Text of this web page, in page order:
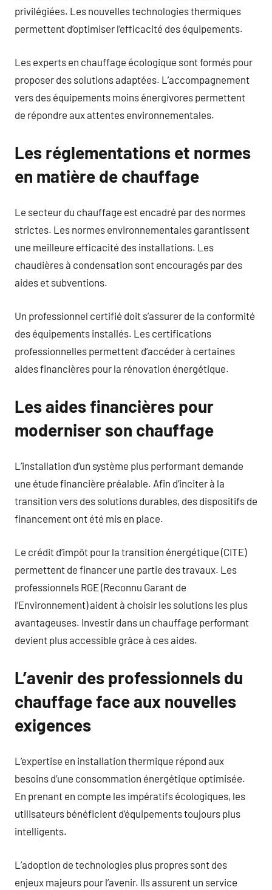
privilégiées. Les nouvelles technologies thermiques
permettent d’optimiser l’efficacité des équipements.
Les experts en chauffage écologique sont formés pour
proposer des solutions adaptées. L’accompagnement
vers des équipements moins énergivores permettent
de répondre aux attentes environnementales.
Les réglementations et normes
en matière de chauffage
Le secteur du chauffage est encadré par des normes
strictes. Les normes environnementales garantissent
une meilleure efficacité des installations. Les
chaudières à condensation sont encouragés par des
aides et subventions.
Un professionnel certifié doit s’assurer de la conformité
des équipements installés. Les certifications
professionnelles permettent d’accéder à certaines
aides financières pour la rénovation énergétique.
Les aides financières pour
moderniser son chauffage
L’installation d’un système plus performant demande
une étude financière préalable. Afin d’inciter à la
transition vers des solutions durables, des dispositifs de
financement ont été mis en place.
Le crédit d’impôt pour la transition énergétique (CITE)
permettent de financer une partie des travaux. Les
professionnels RGE (Reconnu Garant de
l’Environnement) aident à choisir les solutions les plus
avantageuses. Investir dans un chauffage performant
devient plus accessible grâce à ces aides.
L’avenir des professionnels du
chauffage face aux nouvelles
exigences
L’expertise en installation thermique répond aux
besoins d’une consommation énergétique optimisée.
En prenant en compte les impératifs écologiques, les
utilisateurs bénéficient d’équipements toujours plus
intelligents.
L’adoption de technologies plus propres sont des
enjeux majeurs pour l’avenir. Ils assurent un service